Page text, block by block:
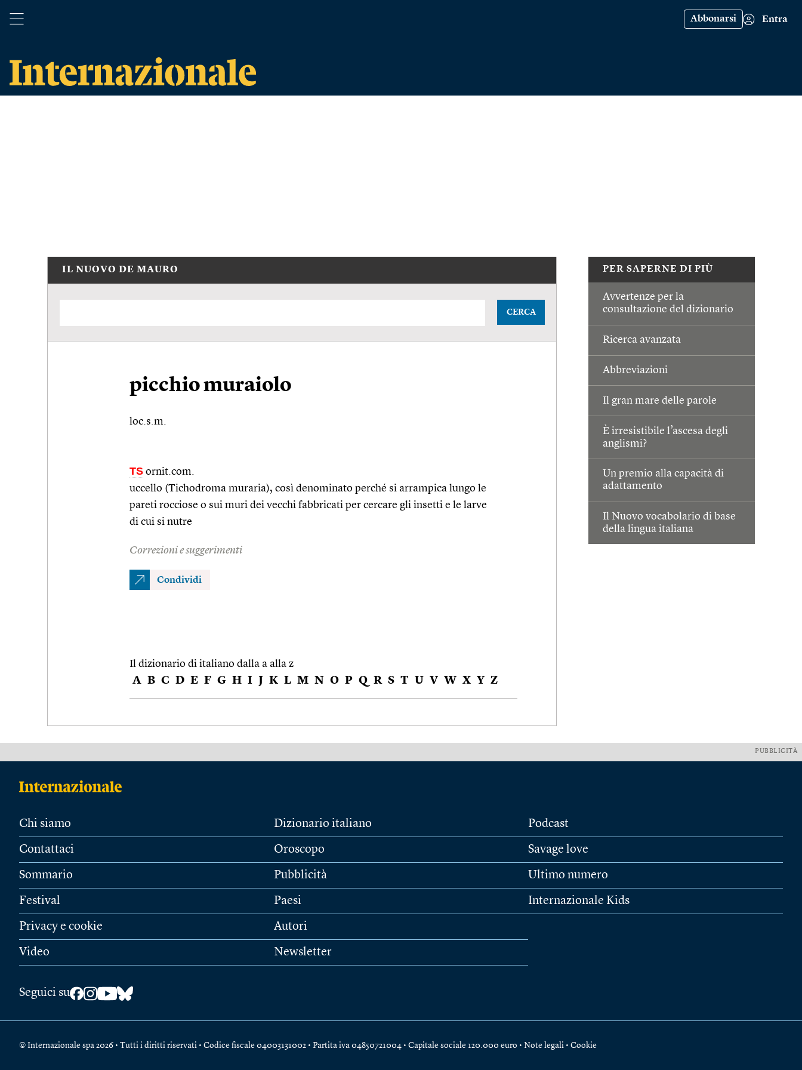
Abbonarsi Entra
PER SAPERNE DI PIÙ
Avvertenze per la
consultazione del dizionario
Ricerca avanzata
Abbreviazioni
Il gran mare delle parole
È irresistibile l’ascesa degli
anglismi?
Un premio alla capacità di
adattamento
Il Nuovo vocabolario di base
della lingua italiana
IL NUOVO DE MAURO
CERCA
picchio muraiolo
loc.s.m.
TS ornit.com.
uccello (Tichodroma muraria), così denominato perché si arrampica lungo le
pareti rocciose o sui muri dei vecchi fabbricati per cercare gli insetti e le larve
di cui si nutre
Correzioni e suggerimenti
Condividi
Il dizionario di italiano dalla a alla z
A B C D E F G H I J K L M N O P Q R S T U V W X Y Z
PUBBLICITÀ
Chi siamo
Contattaci
Sommario
Festival
Privacy e cookie
Video
Dizionario italiano
Oroscopo
Pubblicità
Paesi
Autori
Newsletter
Podcast
Savage love
Ultimo numero
Internazionale Kids
Seguici su
© Internazionale spa 2026 • Tutti i diritti riservati • Codice fiscale 04003131002 • Partita iva 04850721004 • Capitale sociale 120.000 euro • Note legali • Cookie